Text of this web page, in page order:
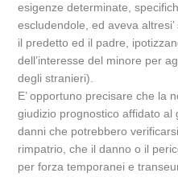
esigenze determinate,
escludendole, ed aveva
il predetto ed il padre,
dell’interesse del minore per
degli stranieri).
E’ opportuno precisare che la
giudizio prognostico affidato al
danni che potrebbero
rimpatrio, che il danno o il
per forza temporanei e